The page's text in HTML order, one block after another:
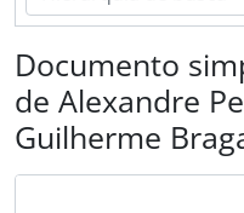
Documento
de Alexandre
Guilherme